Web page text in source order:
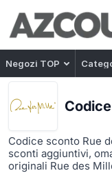
Negozi TOP
Codice sconto Rue
sconti aggiuntivi,
originali Rue des